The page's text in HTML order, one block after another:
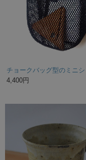
4,400円